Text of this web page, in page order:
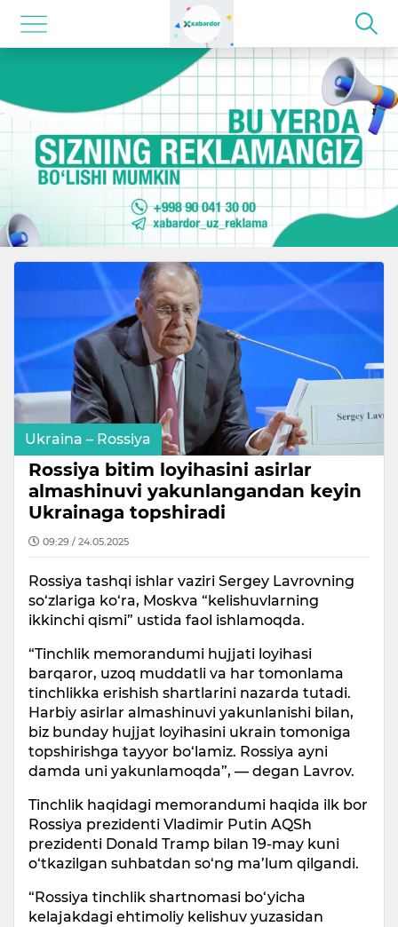
Ukraina – Rossiya
Rossiya bitim loyihasini asirlar
almashinuvi yakunlangandan keyin
Ukrainaga topshiradi
09:29 / 24.05.2025
Rossiya tashqi ishlar vaziri Sergey Lavrovning
so‘zlariga ko‘ra, Moskva “kelishuvlarning
ikkinchi qismi” ustida faol ishlamoqda.
“Tinchlik memorandumi hujjati loyihasi
barqaror, uzoq muddatli va har tomonlama
tinchlikka erishish shartlarini nazarda tutadi.
Harbiy asirlar almashinuvi yakunlanishi bilan,
biz bunday hujjat loyihasini ukrain tomoniga
topshirishga tayyor bo‘lamiz. Rossiya ayni
damda uni yakunlamoqda”, — degan Lavrov.
Tinchlik haqidagi memorandumi haqida ilk bor
Rossiya prezidenti Vladimir Putin AQSh
prezidenti Donald Tramp bilan 19-may kuni
o‘tkazilgan suhbatdan so‘ng ma’lum qilgandi.
“Rossiya tinchlik shartnomasi bo‘yicha
kelajakdagi ehtimoliy kelishuv yuzasidan